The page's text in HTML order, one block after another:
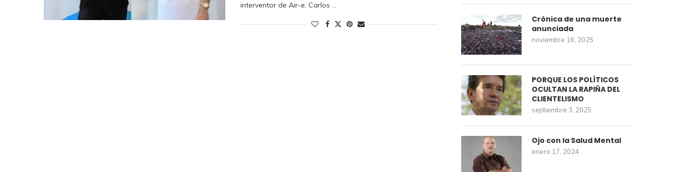
interventor de Air-e, Carlos …
Crónica de una muerte
anunciada
noviembre 16, 2025
PORQUE LOS POLÍTICOS
OCULTAN LA RAPIÑA DEL
CLIENTELISMO
septiembre 3, 2025
Ojo con la Salud Mental
enero 17, 2024